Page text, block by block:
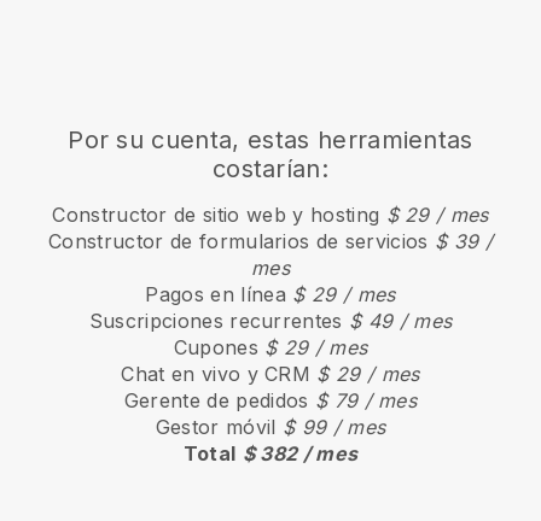
Por su cuenta, estas herramientas
costarían:
Constructor de sitio web y hosting $ 29 / mes
Constructor de formularios de servicios $ 39 /
mes
Pagos en línea $ 29 / mes
Suscripciones recurrentes $ 49 / mes
Cupones $ 29 / mes
Chat en vivo y CRM $ 29 / mes
Gerente de pedidos $ 79 / mes
Gestor móvil $ 99 / mes
Total $ 382 / mes